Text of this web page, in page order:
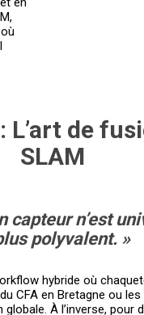
de
SLAM
capteur n’est
polyvalent. »
hybride où
en Bretagne ou
À l’inverse,